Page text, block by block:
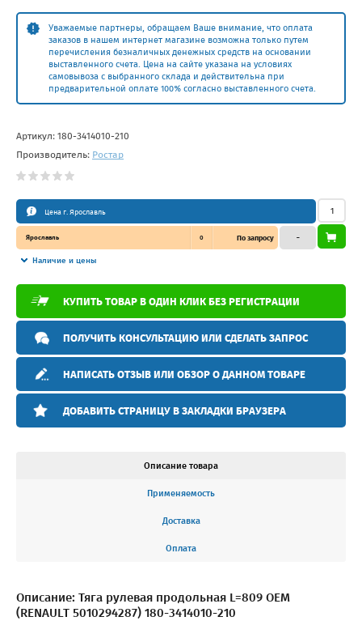
Уважаемые партнеры, обращаем Ваше внимание, что оплата
заказов в нашем интернет магазине возможна только путем
перечисления безналичных денежных средств на основании
выставленного счета. Цена на сайте указана на условиях
самовывоза с выбранного склада и действительна при
предварительной оплате 100% согласно выставленного счета.
Артикул: 180-3414010-210
Производитель: Ростар
Цена г. Ярославль
Ярославль 0 По запросу
Наличие и цены
–
КУПИТЬ ТОВАР В ОДИН КЛИК БЕЗ РЕГИСТРАЦИИ
ПОЛУЧИТЬ КОНСУЛЬТАЦИЮ ИЛИ СДЕЛАТЬ ЗАПРОС
НАПИСАТЬ ОТЗЫВ ИЛИ ОБЗОР О ДАННОМ ТОВАРЕ
ДОБАВИТЬ СТРАНИЦУ В ЗАКЛАДКИ БРАУЗЕРА
Описание товара
Применяемость
Доставка
Оплата
Описание: Тяга рулевая продольная L=809 OEM
(RENAULT 5010294287) 180-3414010-210